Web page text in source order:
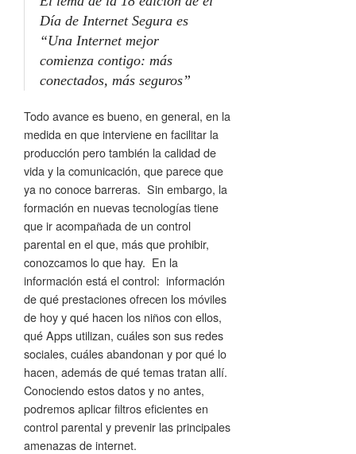
Día de Internet Segura es
“Una Internet mejor
comienza contigo: más
conectados, más seguros”
Todo avance es bueno, en general, en la
medida en que interviene en facilitar la
producción pero también la calidad de
vida y la comunicación, que parece que
ya no conoce barreras. Sin embargo, la
formación en nuevas tecnologías tiene
que ir acompañada de un control
parental en el que, más que prohibir,
conozcamos lo que hay. En la
información está el control: información
de qué prestaciones ofrecen los móviles
de hoy y qué hacen los niños con ellos,
qué Apps utilizan, cuáles son sus redes
sociales, cuáles abandonan y por qué lo
hacen, además de qué temas tratan allí.
Conociendo estos datos y no antes,
podremos aplicar filtros eficientes en
control parental y prevenir las principales
amenazas de internet.